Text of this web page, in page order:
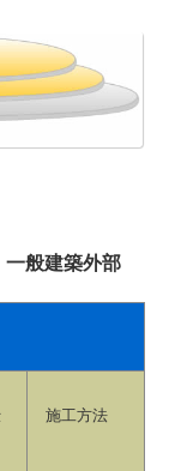
一般建築外部
施工方法